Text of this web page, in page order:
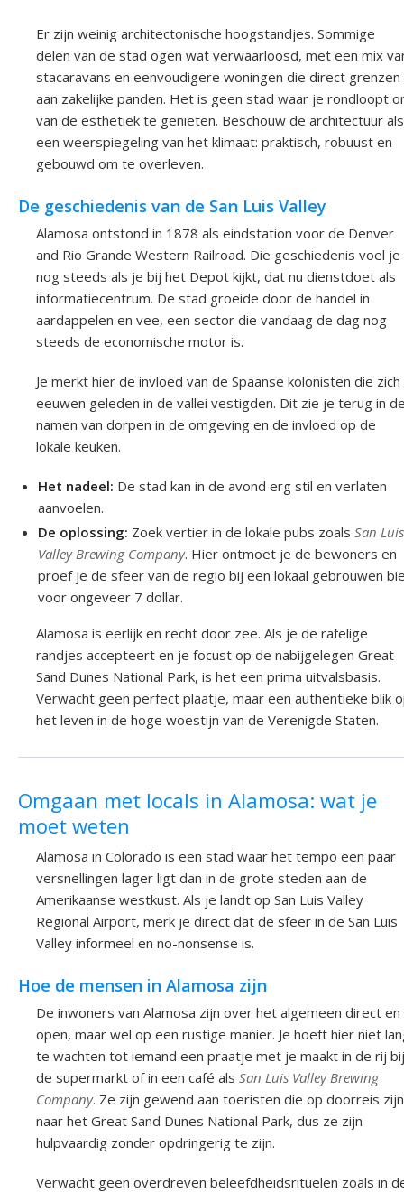
Er zijn weinig architectonische hoogstandjes. Sommige
delen van de stad ogen wat verwaarloosd, met een mix
stacaravans en eenvoudigere woningen die direct grenzen
aan zakelijke panden. Het is geen stad waar je rondloopt
van de esthetiek te genieten. Beschouw de architectuur als
een weerspiegeling van het klimaat: praktisch, robuust en
gebouwd om te overleven.
De geschiedenis van de San Luis Valley
Alamosa ontstond in 1878 als eindstation voor de Denver
and Rio Grande Western Railroad. Die geschiedenis voel je
nog steeds als je bij het Depot kijkt, dat nu dienstdoet als
informatiecentrum. De stad groeide door de handel in
aardappelen en vee, een sector die vandaag de dag nog
steeds de economische motor is.
Je merkt hier de invloed van de Spaanse kolonisten die zich
eeuwen geleden in de vallei vestigden. Dit zie je terug in
namen van dorpen in de omgeving en de invloed op de
lokale keuken.
Het nadeel: De stad kan in de avond erg stil en verlaten
aanvoelen.
De oplossing: Zoek vertier in de lokale pubs zoalsSan Luis
Valley Brewing Company. Hier ontmoet je de bewoners en
proef je de sfeer van de regio bij een lokaal gebrouwen
voor ongeveer 7 dollar.
Alamosa is eerlijk en recht door zee. Als je de rafelige
randjes accepteert en je focust op de nabijgelegen Great
Sand Dunes National Park, is het een prima uitvalsbasis.
Verwacht geen perfect plaatje, maar een authentieke blik
het leven in de hoge woestijn van de Verenigde Staten.
Omgaan met locals in Alamosa: wat je
moet weten
Alamosa in Colorado is een stad waar het tempo een paar
versnellingen lager ligt dan in de grote steden aan de
Amerikaanse westkust. Als je landt op San Luis Valley
Regional Airport, merk je direct dat de sfeer in de San Luis
Valley informeel en no-nonsense is.
Hoe de mensen in Alamosa zijn
De inwoners van Alamosa zijn over het algemeen direct en
open, maar wel op een rustige manier. Je hoeft hier niet
te wachten tot iemand een praatje met je maakt in de rij bij
de supermarkt of in een café als San Luis Valley Brewing
Company. Ze zijn gewend aan toeristen die op doorreis zijn
naar het Great Sand Dunes National Park, dus ze zijn
hulpvaardig zonder opdringerig te zijn.
Verwacht geen overdreven beleefdheidsrituelen zoals in